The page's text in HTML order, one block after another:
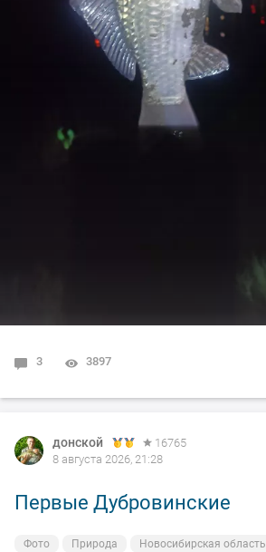
3 3897
донской
16765
8 августа 2026, 21:28
Первые Дубровинские
Фото Природа Новосибирская область